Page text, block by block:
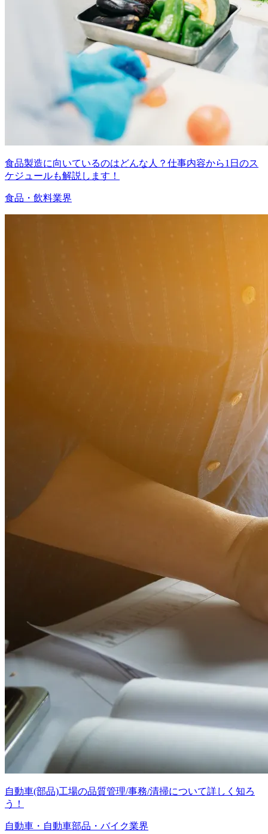
食品製造に向いているのはどんな人？仕事内容から1日のス
ケジュールも解説します！
食品・飲料業界
自動車(部品)工場の品質管理/事務/清掃について詳しく知ろ
う！
自動車・自動車部品・バイク業界